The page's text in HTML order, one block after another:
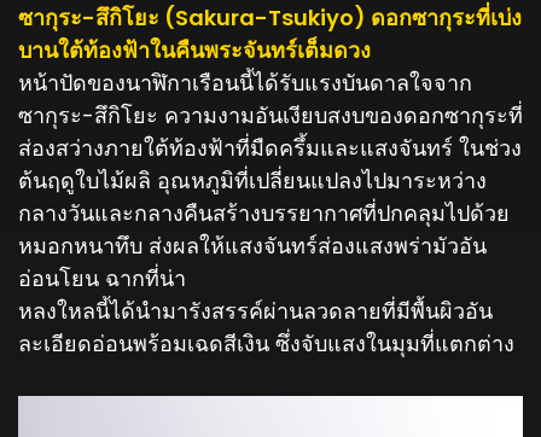
ซากุระ-สึกิโยะ (Sakura-Tsukiyo) ดอกซากุระที่เบ่ง
บานใต้ท้องฟ้าในคืนพระจันทร์เต็มดวง
หน้าปัดของนาฬิกาเรือนนี้ได้รับแรงบันดาลใจจาก
ซากุระ-สึกิโยะ ความงามอันเงียบสงบของดอกซากุระที่
ส่องสว่างภายใต้ท้องฟ้าที่มืดครึ้มและแสงจันทร์ ในช่วง
ต้นฤดูใบไม้ผลิ อุณหภูมิที่เปลี่ยนแปลงไปมาระหว่าง
กลางวันและกลางคืนสร้างบรรยากาศที่ปกคลุมไปด้วย
หมอกหนาทึบ ส่งผลให้แสงจันทร์ส่องแสงพร่ามัวอัน
อ่อนโยน ฉากที่น่า
หลงใหลนี้ได้นำมารังสรรค์ผ่านลวดลายที่มีพื้นผิวอัน
ละเอียดอ่อนพร้อมเฉดสีเงิน ซึ่งจับแสงในมุมที่แตกต่าง